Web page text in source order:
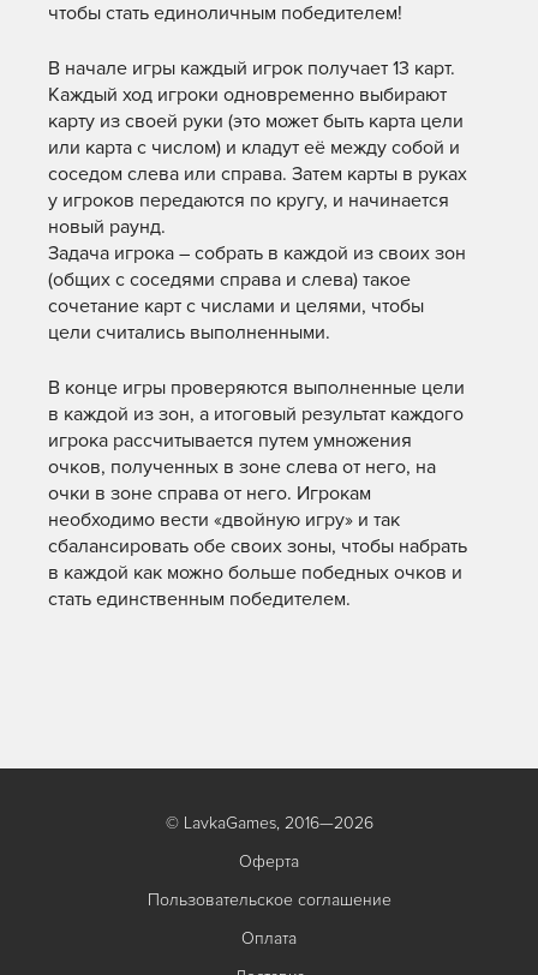
чтобы стать единоличным победителем!
В начале игры каждый игрок получает 13 карт.
Каждый ход игроки одновременно выбирают
карту из своей руки (это может быть карта цели
или карта с числом) и кладут её между собой и
соседом слева или справа. Затем карты в руках
у игроков передаются по кругу, и начинается
новый раунд.
Задача игрока – собрать в каждой из своих зон
(общих с соседями справа и слева) такое
сочетание карт с числами и целями, чтобы
цели считались выполненными.
В конце игры проверяются выполненные цели
в каждой из зон, а итоговый результат каждого
игрока рассчитывается путем умножения
очков, полученных в зоне слева от него, на
очки в зоне справа от него. Игрокам
необходимо вести «двойную игру» и так
сбалансировать обе своих зоны, чтобы набрать
в каждой как можно больше победных очков и
стать единственным победителем.
© LavkaGames, 2016—2026
Оферта
Пользовательское соглашение
Оплата